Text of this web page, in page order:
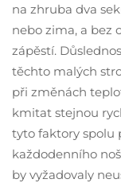
na zhruba dva
nebo zima, a bez
zápěstí.
těchto malých
při změnách
kmitat stejnou
tyto faktory spolu
každodenního
by vyžadovaly